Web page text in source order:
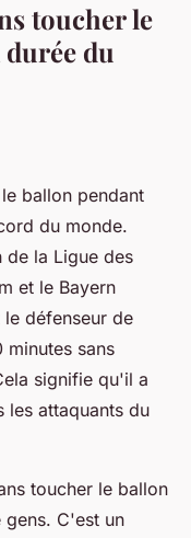
toucher le
du
ballon pendant
du monde.
la Ligue des
et le Bayern
défenseur de
minutes sans
signifie qu'il a
les attaquants du
toucher le ballon
C'est un